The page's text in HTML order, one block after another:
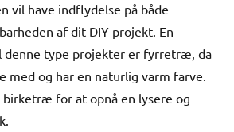
vil have indflydelse på både
af dit DIY-projekt. En
type projekter er fyrretræ, da
med og har en naturlig varm farve.
birketræ for at opnå en lysere og